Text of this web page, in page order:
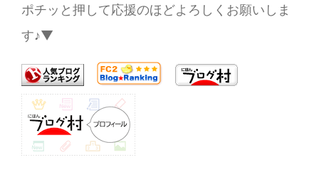
ポチッと押して応援のほどよろしくお願いしま
す♪▼